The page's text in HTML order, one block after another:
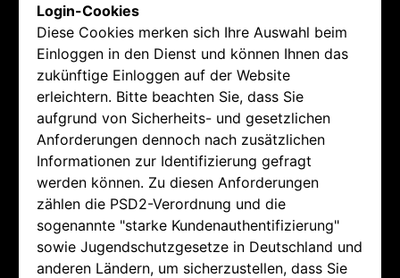
Login-Cookies
Diese Cookies merken sich Ihre Auswahl beim
Einloggen in den Dienst und können Ihnen das
zukünftige Einloggen auf der Website
erleichtern. Bitte beachten Sie, dass Sie
aufgrund von Sicherheits- und gesetzlichen
Anforderungen dennoch nach zusätzlichen
Informationen zur Identifizierung gefragt
werden können. Zu diesen Anforderungen
zählen die PSD2-Verordnung und die
sogenannte "starke Kundenauthentifizierung"
sowie Jugendschutzgesetze in Deutschland und
anderen Ländern, um sicherzustellen, dass Sie